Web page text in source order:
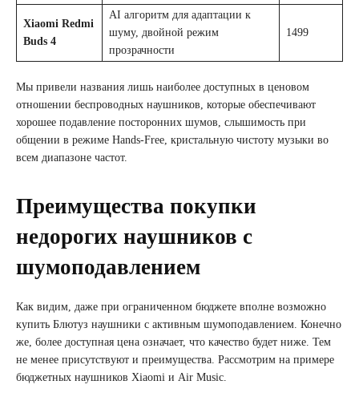
Xiaomi Redmi
Buds 4
AI алгоритм для адаптации к
шуму, двойной режим
прозрачности
1499
Мы привели названия лишь наиболее доступных в ценовом
отношении беспроводных наушников, которые обеспечивают
хорошее подавление посторонних шумов, слышимость при
общении в режиме Hands-Free, кристальную чистоту музыки во
всем диапазоне частот.
Преимущества покупки
недорогих наушников с
шумоподавлением
Как видим, даже при ограниченном бюджете вполне возможно
купить Блютуз наушники с активным шумоподавлением. Конечно
же, более доступная цена означает, что качество будет ниже. Тем
не менее присутствуют и преимущества. Рассмотрим на примере
бюджетных наушников Xiaomi и Air Music.